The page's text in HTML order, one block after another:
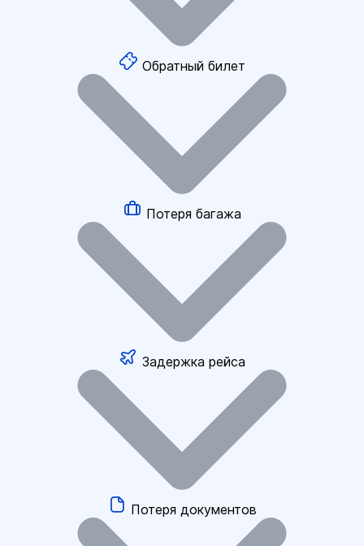
Обратный билет
Потеря багажа
Задержка рейса
Потеря документов